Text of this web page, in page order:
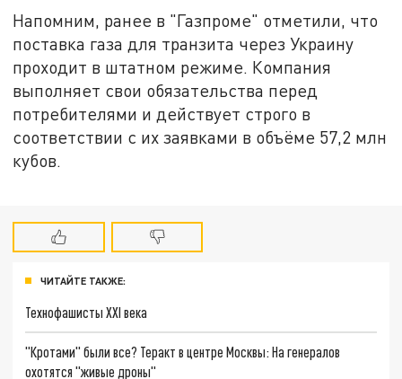
Напомним, ранее в "Газпроме" отметили, что
поставка газа для транзита через Украину
проходит в штатном режиме. Компания
выполняет свои обязательства перед
потребителями и действует строго в
соответствии с их заявками в объёме 57,2 млн
кубов.
ЧИТАЙТЕ ТАКЖЕ:
Технофашисты XXI века
"Кротами" были все? Теракт в центре Москвы: На генералов
охотятся "живые дроны"